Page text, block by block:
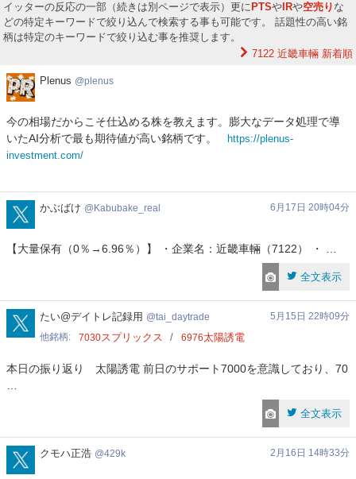
イッターの反応の一部（続きは別ページで表示）更に PTSや IRや空売り な
どの特定キーワードで絞り込んで検索する事も可能です。 話題性の高い銘
柄は特定のキーワードで絞り込む事を推奨します。
7122 近畿車輛 新着順
Plenus
Plenus plenus
今の相場だからこそ仕込める株を教えます。膨大なデータ処理で導
いたAI分析で最も期待値が高い銘柄です。
https://plenus-
investment.com/
Kabubake_real
かぶばけ Kabubake_real 6月17日 20時04分
【大量保有（0％→6.96％）】 ・企業名：近畿車輛（7122） ・ …
全文表示
tai_daytrade
たい@デイトレ記録用 tai_daytrade
5月15日 22時09分
他銘柄
7030スプリックス 6976太陽誘電
本日の振り返り 太陽誘電 前日のサポート7000を意識しており、70
全文表示
429k
クモハ正浩 429k 2月16日 14時33分